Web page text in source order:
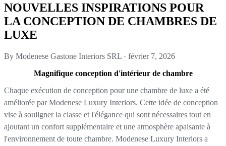
NOUVELLES INSPIRATIONS POUR
LA CONCEPTION DE CHAMBRES DE
LUXE
By Modenese Gastone Interiors SRL · février 7, 2026
Magnifique conception d'intérieur de chambre
Chaque exécution de conception pour une chambre de luxe a été
améliorée par Modenese Luxury Interiors. Cette idée de conception
vise à souligner la classe et l'élégance qui sont nécessaires tout en
ajoutant un confort supplémentaire et une atmosphère apaisante à
l'environnement de toute chambre. Modenese Luxury Interiors a